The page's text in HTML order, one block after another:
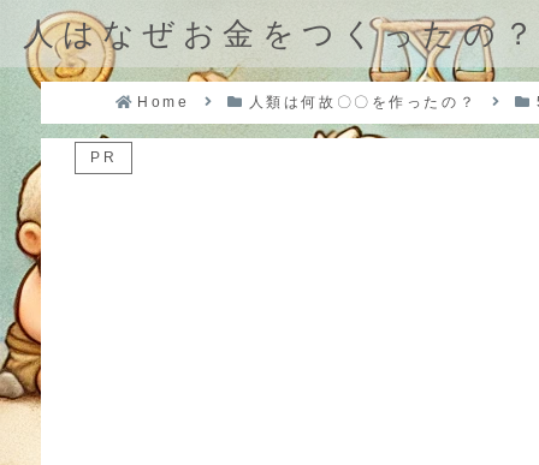
人はなぜお金をつくったの
Home 人類は何故〇〇を作ったの？
PR